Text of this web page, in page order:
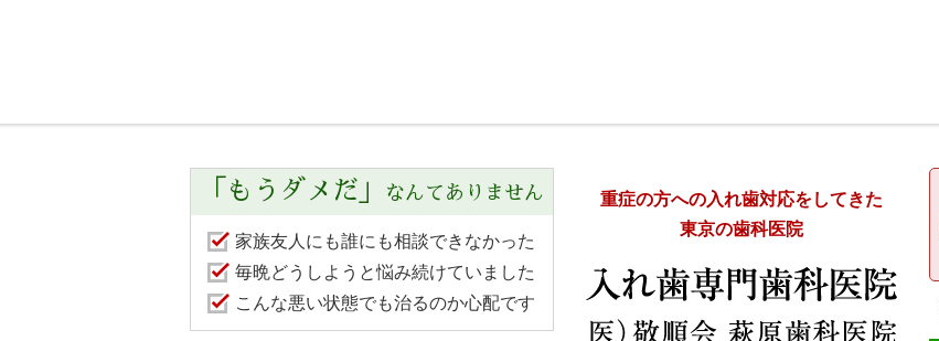
「もうダメだ」 なんてありません
家族友人にも誰にも相談できなかった
毎晩どうしようと悩み続けていました
こんな悪い状態でも治るのか心配です
重症の方への入れ歯対応をしてきた
東京の歯科医院